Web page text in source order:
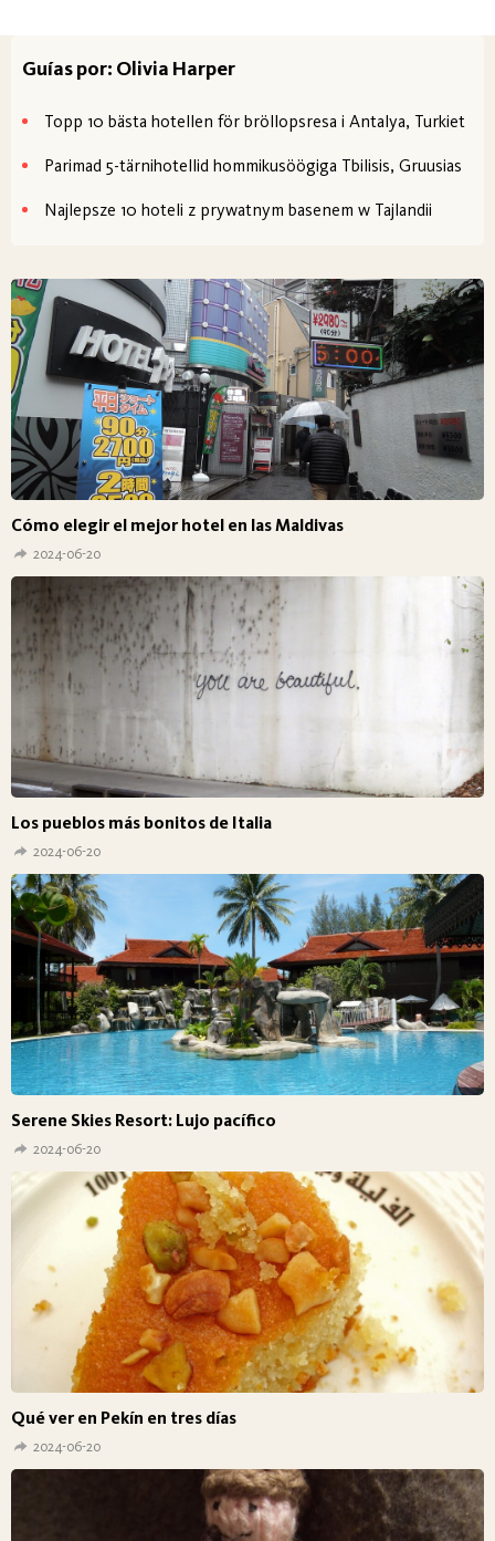
Guías por: Olivia Harper
Topp 10 bästa hotellen för bröllopsresa i Antalya, Turkiet
Parimad 5-tärnihotellid hommikusöögiga Tbilisis, Gruusias
Najlepsze 10 hoteli z prywatnym basenem w Tajlandii
Cómo elegir el mejor hotel en las Maldivas
2024-06-20
Los pueblos más bonitos de Italia
2024-06-20
Serene Skies Resort: Lujo pacífico
2024-06-20
Qué ver en Pekín en tres días
2024-06-20